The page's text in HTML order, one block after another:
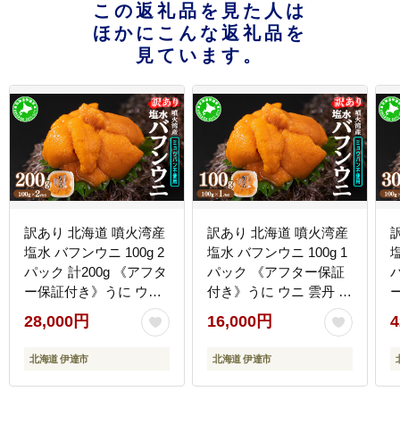
この返礼品を見た人は
ほかにこんな返礼品を
見ています。
訳あり 北海道 噴火湾産
塩水 バフンウニ 100g 2
パック 計200g 《アフタ
ー保証付き》うに ウニ
雲丹 海鮮 海の幸 魚介類
ウニ丼 お寿司 濃厚 無添
加 産地直送 お取り寄せ
28,000円
北海道 伊達市
訳あり 北海道 噴火湾産
塩水 バフンウニ 100g 1
パック 《アフター保証
付き》うに ウニ 雲丹 海
鮮 海の幸 魚介類 ウニ丼
お寿司 濃厚 無添加 産地
直送 お取り寄せ 山村水
16,000円
北海道 伊達市